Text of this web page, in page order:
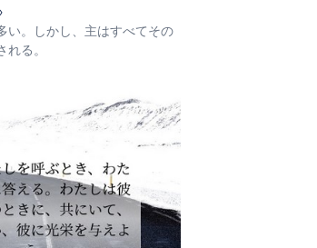
い。しかし、主はすべてその
れる。